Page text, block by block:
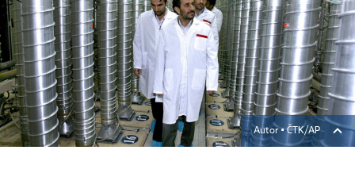
Autor ▪ČTK/AP